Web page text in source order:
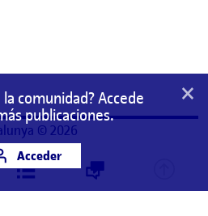
comunidad? Accede
publicaciones.
Acceder
×
© 2026